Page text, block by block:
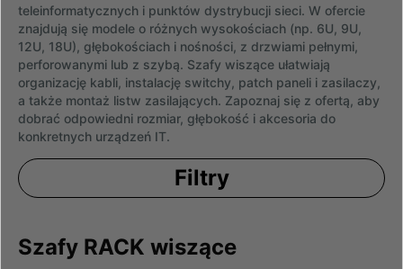
teleinformatycznych i punktów dystrybucji sieci. W ofercie
znajdują się modele o różnych wysokościach (np. 6U, 9U,
12U, 18U), głębokościach i nośności, z drzwiami pełnymi,
perforowanymi lub z szybą. Szafy wiszące ułatwiają
organizację kabli, instalację switchy, patch paneli i zasilaczy,
a także montaż listw zasilających. Zapoznaj się z ofertą, aby
dobrać odpowiedni rozmiar, głębokość i akcesoria do
konkretnych urządzeń IT.
Filtry
Szafy RACK wiszące